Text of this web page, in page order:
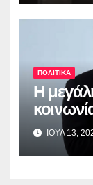
ΠΟΛΙΤΙΚΑ
Η
ΙΟΥΛ 13,